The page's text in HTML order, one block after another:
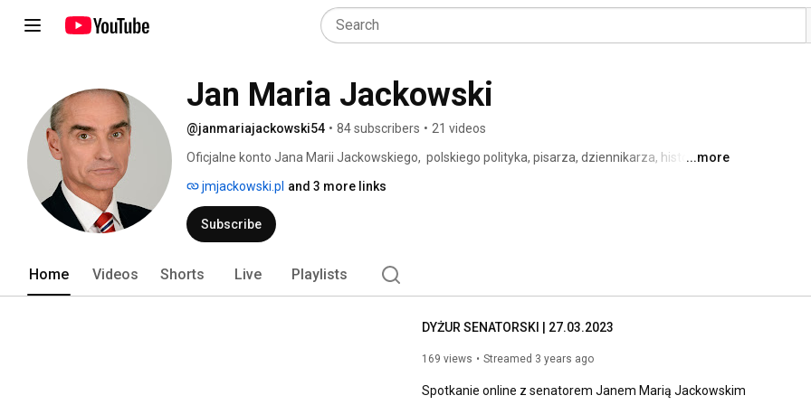
Jan Maria Jackowski
@janmariajackowski54 • 84 subscribers • 21 videos
Oficjalne konto Jana Marii Jackowskiego,  polskiego polityka, pisarza, dziennikarza, historyka,
VIII, IX i X kadencji.
...more
jmjackowski.pl and 3 more links
Subscribe
Home Videos Shorts Live Playlists
DYŻUR SENATORSKI | 27.03.2023
169 views Streamed 3 years ago
Spotkanie online z senatorem Janem Marią Jackowskim